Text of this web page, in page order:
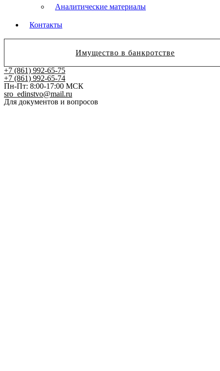
Аналитические материалы
Контакты
Имущество в банкротстве
+7 (861) 992-65-75
+7 (861) 992-65-74
Пн-Пт: 8:00-17:00 МСК
sro_edinstvo@mail.ru
Для документов и вопросов